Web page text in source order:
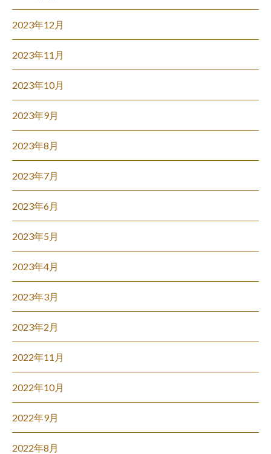
2023年12月
2023年11月
2023年10月
2023年9月
2023年8月
2023年7月
2023年6月
2023年5月
2023年4月
2023年3月
2023年2月
2022年11月
2022年10月
2022年9月
2022年8月